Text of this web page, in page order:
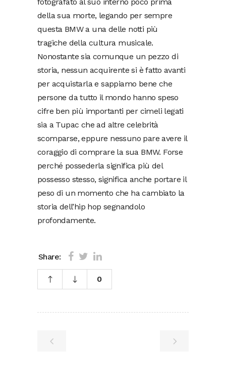
della sua morte, legando per sempre
questa BMW a una delle notti più
tragiche della cultura musicale.
Nonostante sia comunque un pezzo di
storia, nessun acquirente si è fatto avanti
per acquistarla e sappiamo bene che
persone da tutto il mondo hanno speso
cifre ben più importanti per cimeli legati
sia a Tupac che ad altre celebrità
scomparse, eppure nessuno pare avere il
coraggio di comprare la sua BMW. Forse
perché possederla significa più del
possesso stesso, significa anche portare il
peso di un momento che ha cambiato la
storia dell’hip hop segnandolo
profondamente.
Share:
0